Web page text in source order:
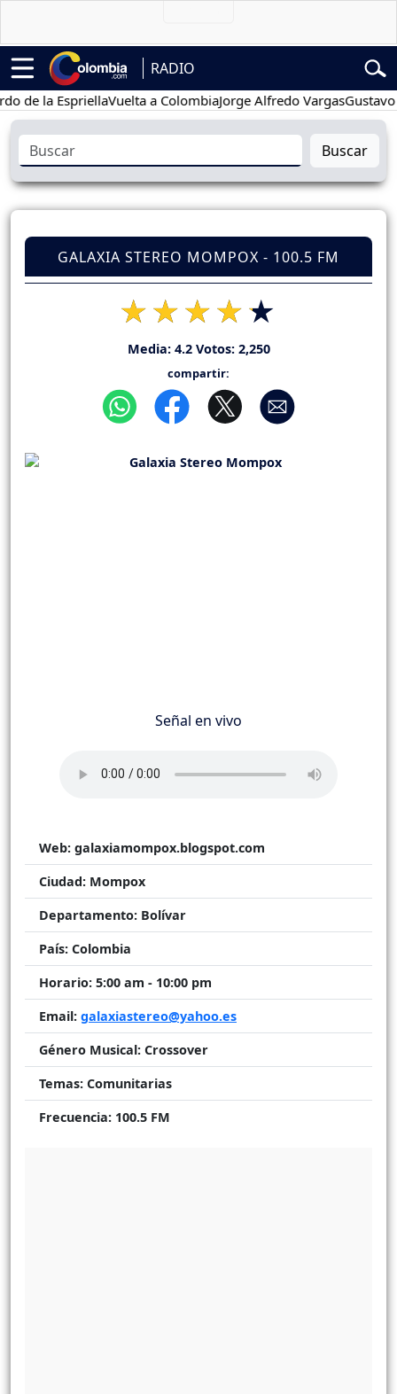
RADIO
la EspriellaVuelta a ColombiaJorge Alfredo VargasGustavo Petro
Buscar
GALAXIA STEREO MOMPOX - 100.5 FM
Media: 4.2Votos: 2,250
compartir:
Señal en vivo
Web: galaxiamompox.blogspot.com
Ciudad: Mompox
Departamento: Bolívar
País: Colombia
Horario: 5:00 am - 10:00 pm
Email: galaxiastereo@yahoo.es
Género Musical: Crossover
Temas: Comunitarias
Frecuencia: 100.5 FM